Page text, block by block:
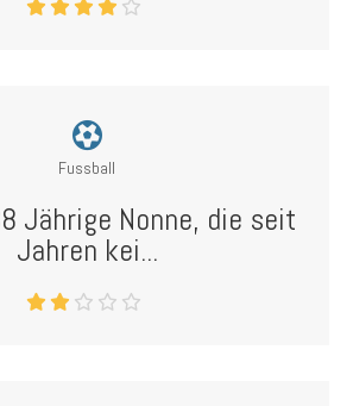
Fussball
Jährige Nonne, die seit
Jahren kei...